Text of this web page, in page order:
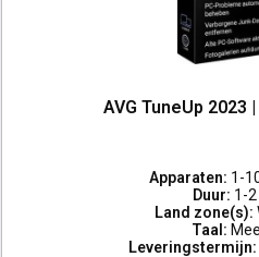
AVG TuneUp 2023
Apparaten: 1-
Duur: 1-
Land zone(s):
Taal:
Leveringstermijn: